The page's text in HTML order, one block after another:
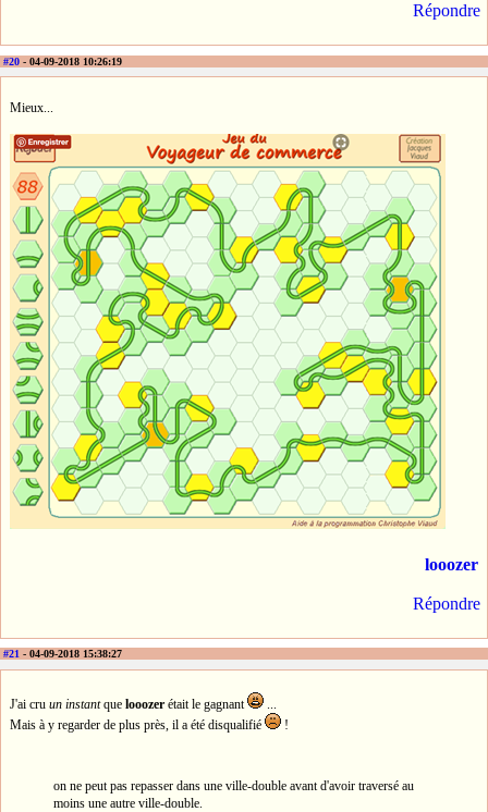
Répondre
#20 - 04-09-2018 10:26:19
Mieux...
looozer
Répondre
#21 - 04-09-2018 15:38:27
J'ai cru un instantque looozer était le gagnant
Mais à y regarder de plus près, il a été disqualifié
!
on ne peut pas repasser dans une ville-double avant d'avoir traversé au
moins une autre ville-double.